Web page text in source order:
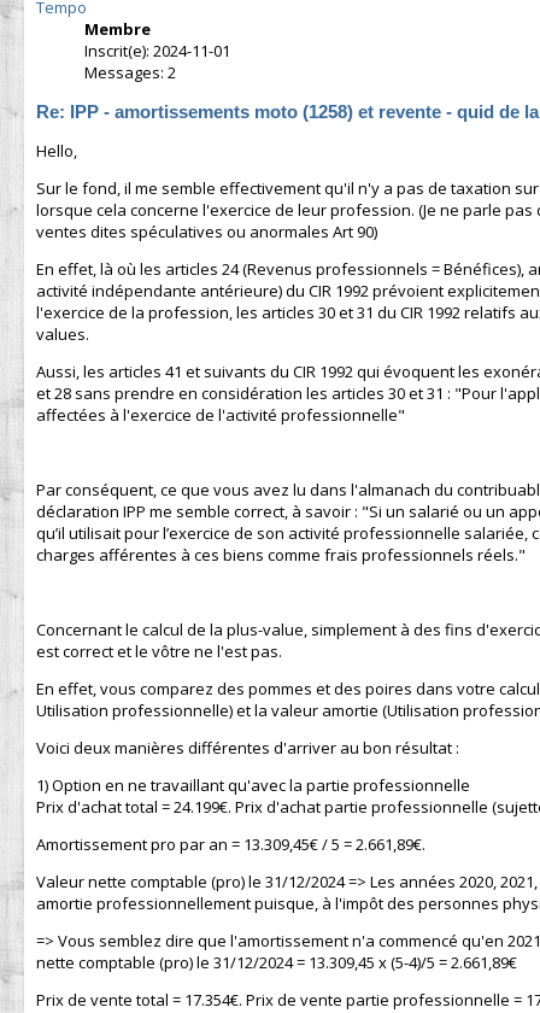
Tempo
Membre
Inscrit(e): 2024-11-01
Messages: 2
Re: IPP - amortissements moto (1258) et revente - quid de
Hello,
Sur le fond, il me semble effectivement qu'il n'y a pas de taxation
lorsque cela concerne l'exercice de leur profession. (Je ne parle
ventes dites spéculatives ou anormales Art 90)
En effet, là où les articles 24 (Revenus professionnels =
activité indépendante antérieure) du CIR 1992 prévoient
l'exercice de la profession, les articles 30 et 31 du CIR 1992 relatifs
values.
Aussi, les articles 41 et suivants du CIR 1992 qui évoquent les
et 28 sans prendre en considération les articles 30 et 31 : "Pour
affectées à l'exercice de l'activité professionnelle"
Par conséquent, ce que vous avez lu dans l'almanach du
déclaration IPP me semble correct, à savoir : "Si un salarié ou un
qu’il utilisait pour l’exercice de son activité professionnelle
charges afférentes à ces biens comme frais professionnels réels."
Concernant le calcul de la plus-value, simplement à des fins
est correct et le vôtre ne l'est pas.
En effet, vous comparez des pommes et des poires dans votre
Utilisation professionnelle) et la valeur amortie (Utilisation
Voici deux manières différentes d'arriver au bon résultat :
1) Option en ne travaillant qu'avec la partie professionnelle
Prix d'achat total = 24.199€. Prix d'achat partie professionnelle
Amortissement pro par an = 13.309,45€ / 5 = 2.661,89€.
Valeur nette comptable (pro) le 31/12/2024 => Les années 2020,
amortie professionnellement puisque, à l'impôt des personnes
=> Vous semblez dire que l'amortissement n'a commencé qu'en
nette comptable (pro) le 31/12/2024 = 13.309,45 x (5-4)/5 = 2.661,89€
Prix de vente total = 17.354€. Prix de vente partie professionnelle =